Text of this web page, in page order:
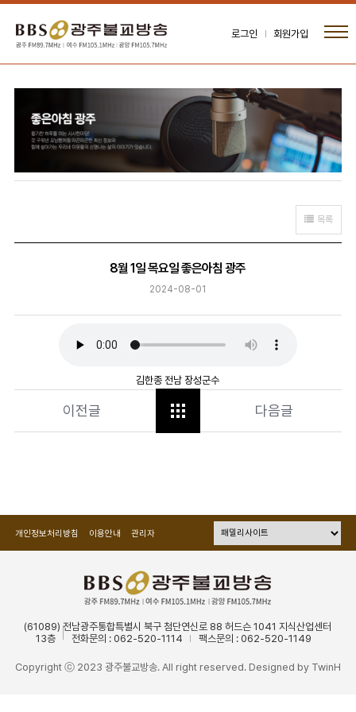
로그인 회원가입
목록
8월 1일 목요일 좋은아침 광주
2024-08-01
김한종 전남 장성군수
이전글 다음글
개인정보처리방침 이용안내 관리자
(61089) 전남광주통합특별시 북구 첨단연신로 88 허드슨 1041 지식산업센터
13층
전화문의 : 062-520-1114 팩스문의 : 062-520-1149
Copyright ⓒ 2023 광주불교방송. All right reserved. Designed by TwinH